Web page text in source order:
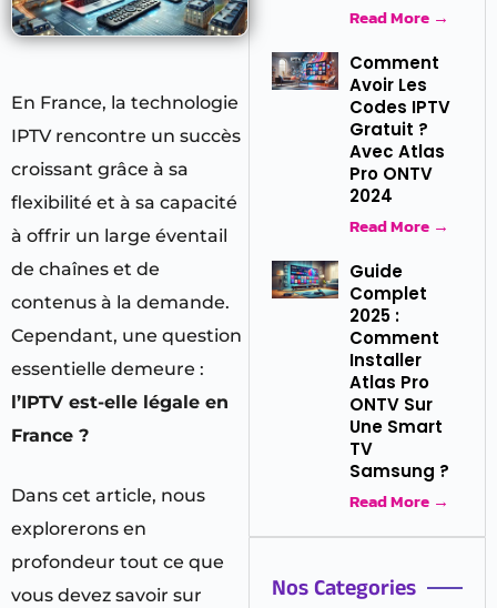
En France, la technologie
IPTV rencontre un succès
croissant grâce à sa
flexibilité et à sa capacité
à offrir un large éventail
de chaînes et de
contenus à la demande.
Cependant, une question
essentielle demeure :
l’IPTV est-elle légale en
France ?
Dans cet article, nous
explorerons en
profondeur tout ce que
vous devez savoir sur
Read More →
Comment
Avoir Les
Codes IPTV
Gratuit ?
Avec Atlas
Pro ONTV
2024
Read More →
Guide
Complet
2025 :
Comment
Installer
Atlas Pro
ONTV Sur
Une Smart
TV
Samsung ?
Read More →
Nos Categories